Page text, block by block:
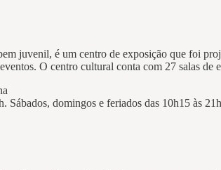
juvenil, é um centro de exposição que foi
O centro cultural conta com 27 salas
Sábados, domingos e feriados das 10h15 às